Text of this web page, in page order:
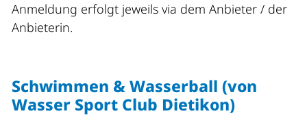
Anmeldung erfolgt jeweils via dem Anbieter / der
Anbieterin.
Schwimmen & Wasserball (von
Wasser Sport Club Dietikon)